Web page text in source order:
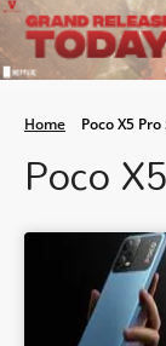
Home Poco X5 Pro
Poco